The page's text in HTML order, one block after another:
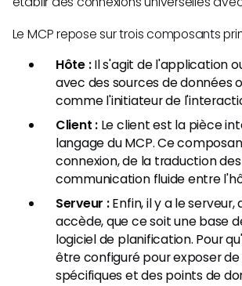
Le MCP repose sur trois composants
Hôte :Il s'agit de l'application
avec des sources de données
comme l'initiateur de
Client :Le client est la pièce
langage du MCP. Ce
connexion, de la traduction
communication fluide entre
Serveur :Enfin, il y a le
accède, que ce soit une base
logiciel de planification. Pour
être configuré pour exposer
spécifiques et des points de